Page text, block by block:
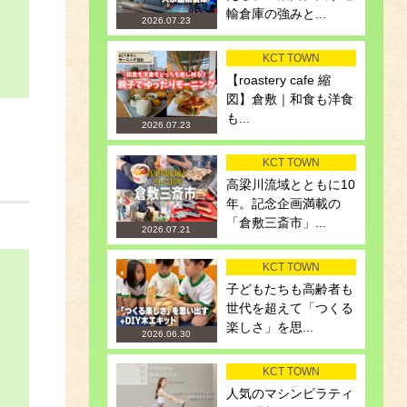
2026.07.23
輸倉庫の強みと...
2026.07.23
KCT TOWN
【roastery cafe 縮
図】倉敷｜和食も洋食
も...
2026.07.21
KCT TOWN
高梁川流域とともに10
年。記念企画満載の
「倉敷三斎市」...
2026.06.30
KCT TOWN
子どもたちも高齢者も
世代を超えて「つくる
楽しさ」を思...
KCT TOWN
人気のマシンピラティ